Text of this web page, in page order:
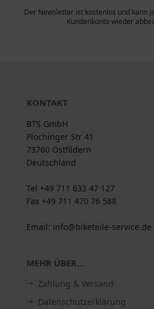
Der Newsletter ist kostenlos und kann
Kundenkonto wieder
KONTAKT
BTS GmbH
Plochinger Str 41
73760 Ostfildern
Deutschland
Tel +49 711 633 47 127
Fax +49 711 470 76 588
Email: info@biketeile-service.de
MEHR ÜBER...
Zahlung & Versand
Datenschutzerklärung